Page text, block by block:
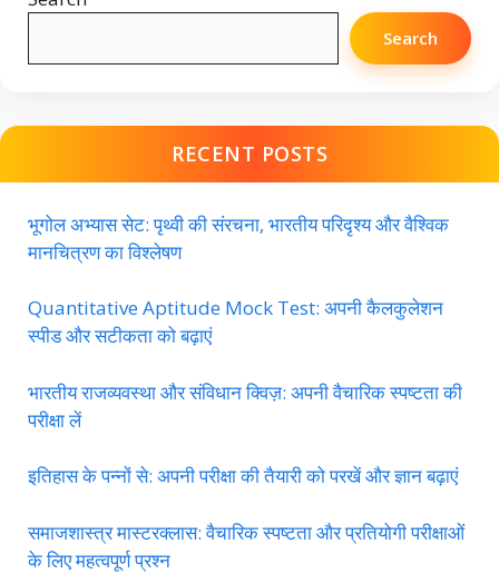
Search
RECENT POSTS
भूगोल अभ्यास सेट: पृथ्वी की संरचना, भारतीय परिदृश्य और वैश्विक
मानचित्रण का विश्लेषण
Quantitative Aptitude Mock Test: अपनी कैलकुलेशन
स्पीड और सटीकता को बढ़ाएं
भारतीय राजव्यवस्था और संविधान क्विज़: अपनी वैचारिक स्पष्टता की
परीक्षा लें
इतिहास के पन्नों से: अपनी परीक्षा की तैयारी को परखें और ज्ञान बढ़ाएं
समाजशास्त्र मास्टरक्लास: वैचारिक स्पष्टता और प्रतियोगी परीक्षाओं
के लिए महत्वपूर्ण प्रश्न